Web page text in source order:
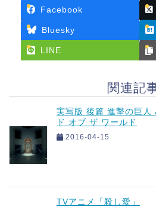
Facebook
Bluesky
LINE
関連記
実写版 後篇 進撃の巨人
ド オブ ザ ワールド
2016-04-15
TVアニメ「殺し愛」